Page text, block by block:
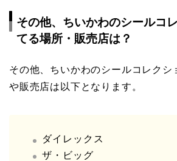
その他、ちいかわのシールコ
てる場所・販売店は？
その他、ちいかわのシールコレクシ
や販売店は以下となります。
ダイレックス
ザ・ビッグ